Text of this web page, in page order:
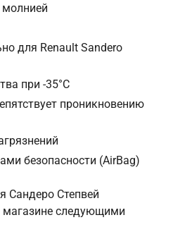
для Renault Sandero
при -35°С
проникновению
безопасности (AirBag)
Сандеро Степвей
следующими